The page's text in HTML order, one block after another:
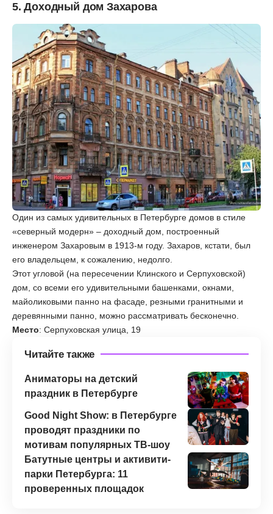
5. Доходный дом Захарова
Один из самых удивительных в Петербурге домов в стиле
«северный модерн» – доходный дом, построенный
инженером Захаровым в 1913-м году. Захаров, кстати, был
его владельцем, к сожалению, недолго.
Этот угловой (на пересечении Клинского и Серпуховской)
дом, со всеми его удивительными башенками, окнами,
майоликовыми панно на фасаде, резными гранитными и
деревянными панно, можно рассматривать бесконечно.
Место: Серпуховская улица, 19
Читайте также
Аниматоры на детский
праздник в Петербурге
Good Night Show: в Петербурге
проводят праздники по
мотивам популярных ТВ-шоу
Батутные центры и активити-
парки Петербурга: 11
проверенных площадок